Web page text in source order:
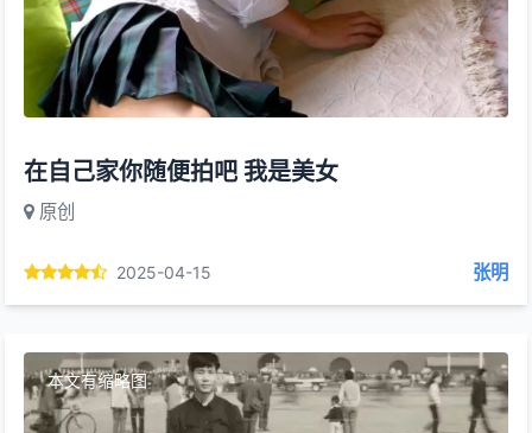
在自己家你随便拍吧 我是美女
原创
2025-04-15 张明
本文有缩略图